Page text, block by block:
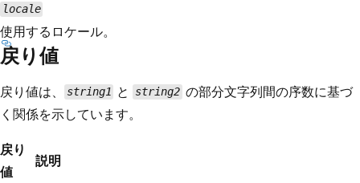
locale
使用するロケール。
戻り値
戻り値は、 string1 と string2 の部分文字列間の序数に基づ
く関係を示しています。
戻り
値
説明